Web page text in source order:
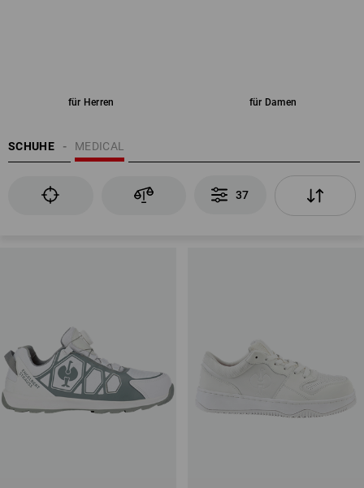
für Herren für Damen
SCHUHE MEDICAL
37